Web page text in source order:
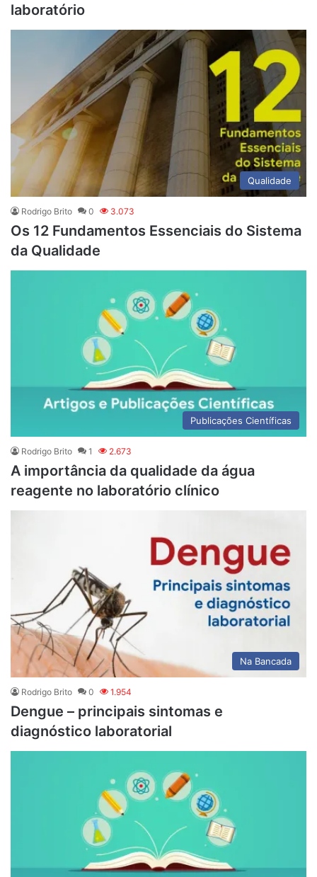
laboratório
Qualidade
Rodrigo Brito 0 3.073
Os 12 Fundamentos Essenciais do Sistema
da Qualidade
Publicações Científicas
Rodrigo Brito 1 2.673
A importância da qualidade da água
reagente no laboratório clínico
Na Bancada
Rodrigo Brito 0 1.954
Dengue – principais sintomas e
diagnóstico laboratorial